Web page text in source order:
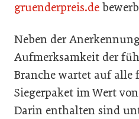
gruenderpreis.de
Neben der
Aufmerksamkeit der
Branche wartet auf
Siegerpaket im Wert
Darin enthalten sind